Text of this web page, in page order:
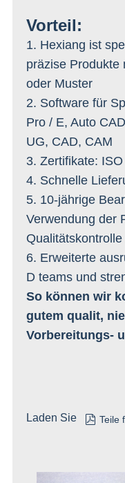
Vorteil:
1. Hexiang ist
präzise Produkte
oder Muster
2. Software für
Pro / E, Auto
UG, CAD, CAM
3. Zertifikate:
4. Schnelle
5. 10-jährige
Verwendung der
6. Erweiterte
D teams und
So können wir
gutem qualit,
Vorbereitungs-
Laden Sie  Teile